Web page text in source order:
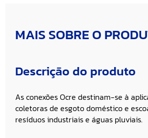
MAIS SOBRE O
Descrição do produto
As conexões Ocre destinam-se à
coletoras de esgoto doméstico e
resíduos industriais e águas pluviais.